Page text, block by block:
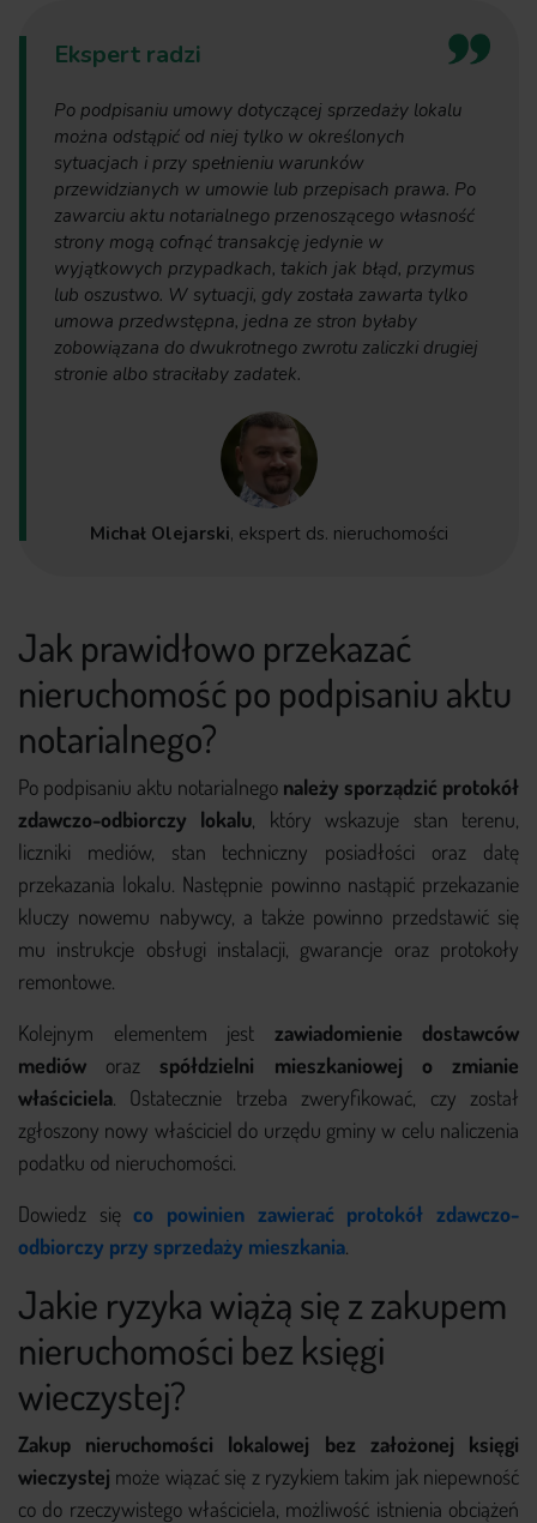
Ekspert radzi
Po podpisaniu umowy dotyczącej sprzedaży lokalu
można odstąpić od niej tylko w określonych
sytuacjach i przy spełnieniu warunków
przewidzianych w umowie lub przepisach prawa. Po
zawarciu aktu notarialnego przenoszącego własność
strony mogą cofnąć transakcję jedynie w
wyjątkowych przypadkach, takich jak błąd, przymus
lub oszustwo. W sytuacji, gdy została zawarta tylko
umowa przedwstępna, jedna ze stron byłaby
zobowiązana do dwukrotnego zwrotu zaliczki drugiej
stronie albo straciłaby zadatek.
Michał Olejarski, ekspert ds. nieruchomości
Jak prawidłowo przekazać
nieruchomość po podpisaniu aktu
notarialnego?
Po podpisaniu aktu notarialnego należy sporządzić protokół
zdawczo-odbiorczy lokalu, który wskazuje stan terenu,
liczniki mediów, stan techniczny posiadłości oraz datę
przekazania lokalu. Następnie powinno nastąpić przekazanie
kluczy nowemu nabywcy, a także powinno przedstawić się
mu instrukcje obsługi instalacji, gwarancje oraz protokoły
remontowe.
Kolejnym elementem jest zawiadomienie dostawców
mediów orazspółdzielni mieszkaniowej o zmianie
właściciela. Ostatecznie trzeba zweryfikować, czy został
zgłoszony nowy właściciel do urzędu gminy w celu naliczenia
podatku od nieruchomości.
Dowiedz sięco powinien zawierać protokół zdawczo-
odbiorczy przy sprzedaży mieszkania.
Jakie ryzyka wiążą się z zakupem
nieruchomości bez księgi
wieczystej?
Zakup nieruchomości lokalowej bez założonej księgi
wieczystej może wiązać się z ryzykiem takim jak niepewność
co do rzeczywistego właściciela, możliwość istnienia obciążeń